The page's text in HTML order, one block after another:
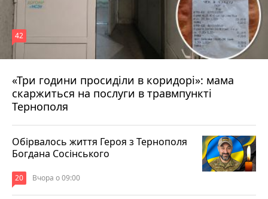
«Три години просиділи в коридорі»: мама
скаржиться на послуги в травмпункті
Тернополя
42
Вчора о 13:05
Обірвалось життя Героя з Тернополя
Богдана Сосінського
20 Вчора о 09:00